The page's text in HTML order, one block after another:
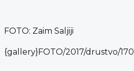
FOTO: Zaim Saljiji
{gallery}FOTO/2017/drustvo/